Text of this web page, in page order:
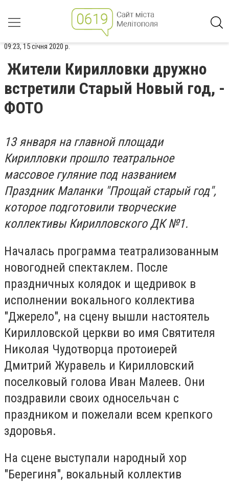
09:23, 15 січня 2020 р.
Жители Кирилловки дружно
встретили Старый Новый год, -
ФОТО
13 января на главной площади
Кирилловки прошло театральное
массовое гуляние под названием
Праздник Маланки "Прощай старый год",
которое подготовили творческие
коллективы Кирилловского ДК №1.
Началась программа театрализованным
новогодней спектаклем. После
праздничных колядок и щедривок в
исполнении вокального коллектива
"Джерело", на сцену вышли настоятель
Кирилловской церкви во имя Святителя
Николая Чудотворца протоиерей
Дмитрий Журавель и Кирилловский
поселковый голова Иван Малеев. Они
поздравили своих односельчан с
праздником и пожелали всем крепкого
здоровья.
На сцене выступали народный хор
"Берегиня", вокальный коллектив